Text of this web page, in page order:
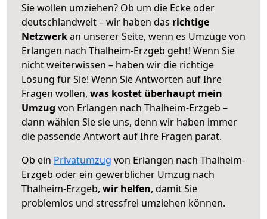
Sie wollen umziehen? Ob um die Ecke oder
deutschlandweit – wir haben das richtige
Netzwerkan unserer Seite, wenn es Umzüge von
Erlangen nach Thalheim-Erzgeb geht! Wenn Sie
nicht weiterwissen – haben wir die richtige
Lösung für Sie! Wenn Sie Antworten auf Ihre
Fragen wollen, was kostet überhaupt mein
Umzug von Erlangen nach Thalheim-Erzgeb –
dann wählen Sie sie uns, denn wir haben immer
die passende Antwort auf Ihre Fragen parat.
Ob ein Privatumzug von Erlangen nach Thalheim-
Erzgeb oder ein gewerblicher Umzug nach
Thalheim-Erzgeb, wir helfen, damit Sie
problemlos und stressfrei umziehen können.